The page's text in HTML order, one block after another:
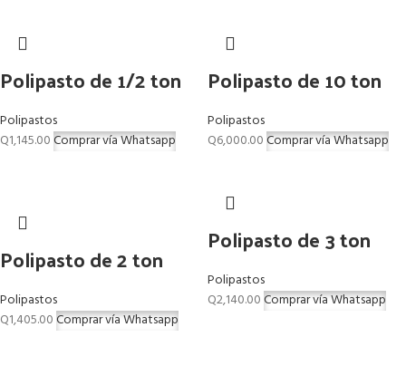
Polipasto de 1/2 ton
Polipastos
Q1,145.00Comprar vía Whatsapp
Polipasto de 10 ton
Polipastos
Q6,000.00Comprar vía Whatsapp
Polipasto de 2 ton
Polipastos
Q1,405.00Comprar vía Whatsapp
Polipasto de 3 ton
Polipastos
Q2,140.00Comprar vía Whatsapp